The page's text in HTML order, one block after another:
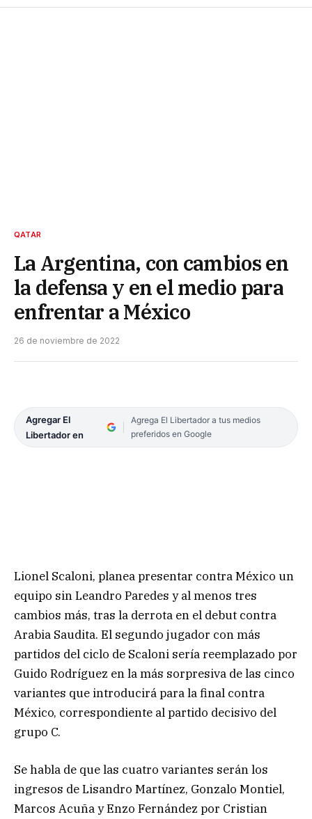
QATAR
La Argentina, con cambios en
la defensa y en el medio para
enfrentar a México
26 de noviembre de 2022
Agregar El
Libertador en
Agrega El Libertador a tus medios
preferidos en Google
Lionel Scaloni, planea presentar contra México un
equipo sin Leandro Paredes y al menos tres
cambios más, tras la derrota en el debut contra
Arabia Saudita. El segundo jugador con más
partidos del ciclo de Scaloni sería reemplazado por
Guido Rodríguez en la más sorpresiva de las cinco
variantes que introducirá para la final contra
México, correspondiente al partido decisivo del
grupo C.
Se habla de que las cuatro variantes serán los
ingresos de Lisandro Martínez, Gonzalo Montiel,
Marcos Acuña y Enzo Fernández por Cristian